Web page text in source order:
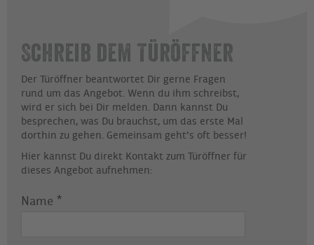
Schreib dem Türöffner
Der Türöffner beantwortet Dir gerne Fragen
rund um das Angebot. Wenn du ihm schreibst,
wird er sich bei Dir melden. Dann kannst Du
besprechen, was Du brauchst, um das erste Mal
dorthin zu gehen. Gemeinsam geht’s oft besser!
Hier kannst Du direkt Kontakt zum Türöffner für
dieses Angebot aufnehmen:
Name *